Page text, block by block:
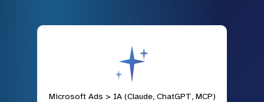
Microsoft Ads > IA (Claude, ChatGPT, MCP)